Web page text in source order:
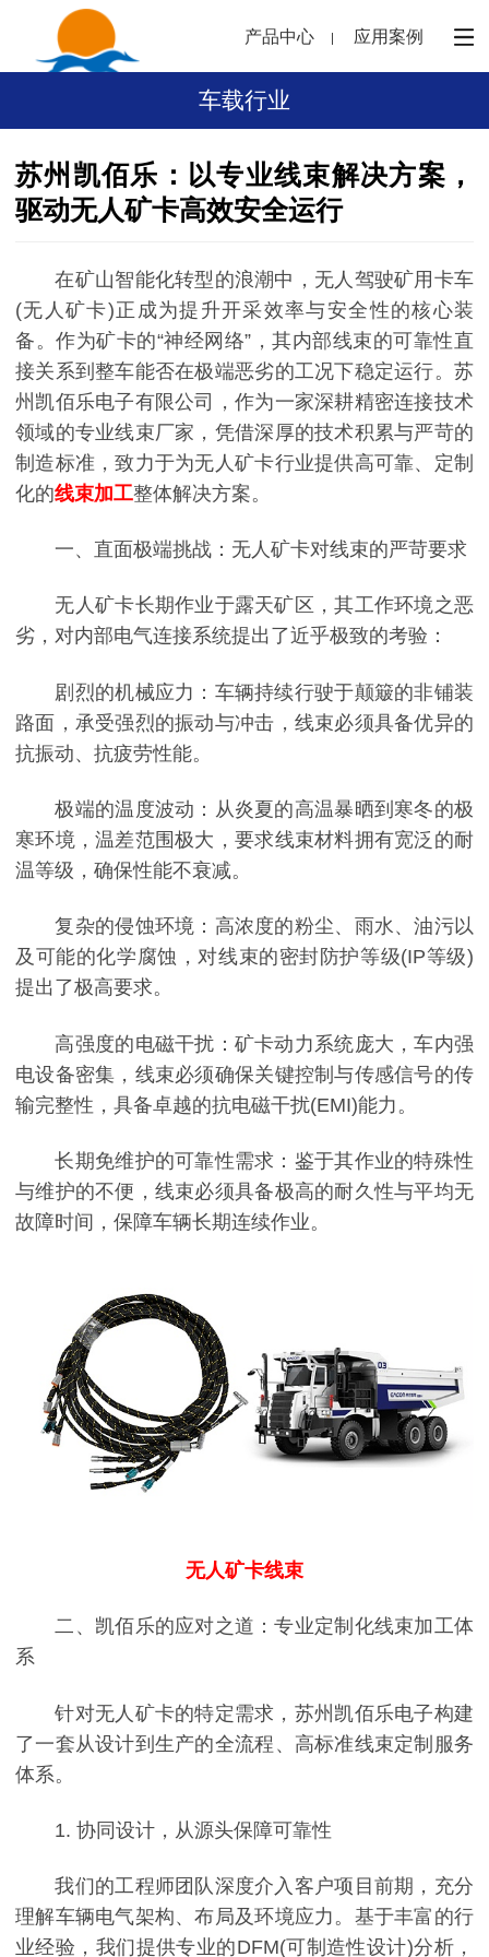
产品中心 应用案例
车载行业
苏州凯佰乐：以专业线束解决方案，
驱动无人矿卡高效安全运行
在矿山智能化转型的浪潮中，无人驾驶矿用卡车
(无人矿卡)正成为提升开采效率与安全性的核心装
备。作为矿卡的“神经网络”，其内部线束的可靠性直
接关系到整车能否在极端恶劣的工况下稳定运行。苏
州凯佰乐电子有限公司，作为一家深耕精密连接技术
领域的专业线束厂家，凭借深厚的技术积累与严苛的
制造标准，致力于为无人矿卡行业提供高可靠、定制
化的线束加工整体解决方案。
一、直面极端挑战：无人矿卡对线束的严苛要求
无人矿卡长期作业于露天矿区，其工作环境之恶
劣，对内部电气连接系统提出了近乎极致的考验：
剧烈的机械应力：车辆持续行驶于颠簸的非铺装
路面，承受强烈的振动与冲击，线束必须具备优异的
抗振动、抗疲劳性能。
极端的温度波动：从炎夏的高温暴晒到寒冬的极
寒环境，温差范围极大，要求线束材料拥有宽泛的耐
温等级，确保性能不衰减。
复杂的侵蚀环境：高浓度的粉尘、雨水、油污以
及可能的化学腐蚀，对线束的密封防护等级(IP等级)
提出了极高要求。
高强度的电磁干扰：矿卡动力系统庞大，车内强
电设备密集，线束必须确保关键控制与传感信号的传
输完整性，具备卓越的抗电磁干扰(EMI)能力。
长期免维护的可靠性需求：鉴于其作业的特殊性
与维护的不便，线束必须具备极高的耐久性与平均无
故障时间，保障车辆长期连续作业。
无人矿卡线束
二、凯佰乐的应对之道：专业定制化线束加工体
系
针对无人矿卡的特定需求，苏州凯佰乐电子构建
了一套从设计到生产的全流程、高标准线束定制服务
体系。
1. 协同设计，从源头保障可靠性
我们的工程师团队深度介入客户项目前期，充分
理解车辆电气架构、布局及环境应力。基于丰富的行
业经验，我们提供专业的DFM(可制造性设计)分析，